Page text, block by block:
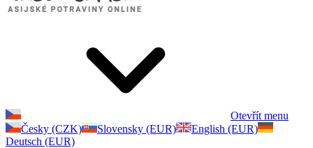
Otevřít menu
Česky (CZK)
Slovensky (EUR)
English (EUR)
Deutsch (EUR)